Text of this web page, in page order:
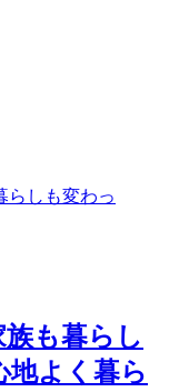
族も暮らし
よく暮ら